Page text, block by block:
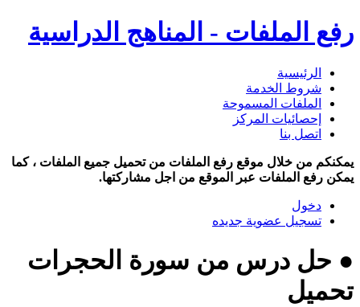
رفع الملفات - المناهج الدراسية
الرئيسية
شروط الخدمة
الملفات المسموحة
إحصائيات المركز
اتصل بنا
يمكنكم من خلال موقع رفع الملفات من تحميل جميع الملفات ، كما
يمكن رفع الملفات عبر الموقع من اجل مشاركتها.
دخول
تسجيل عضوية جديده
● حل درس من سورة الحجرات
تحميل